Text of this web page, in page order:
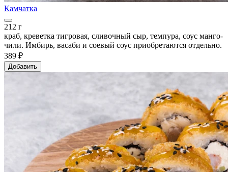
Камчатка
212 г
краб, креветка тигровая, сливочный сыр, темпура, соус манго-
чили. Имбирь, васаби и соевый соус приобретаются отдельно.
389 ₽
Добавить